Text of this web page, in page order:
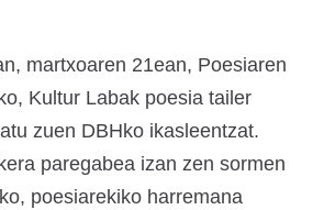
martxoaren 21ean, Poesiaren
Kultur Labak poesia tailer
zuen DBHko ikasleentzat.
paregabea izan zen sormen
poesiarekiko harremana